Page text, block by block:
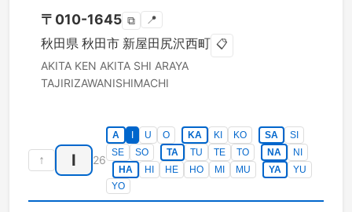
〒 010-1645 ⧉ 📍
秋田県 秋田市 新屋田尻沢西町 📋
AKITA KEN AKITA SHI ARAYA
TAJIRIZAWANISHIMACHI
↑ I 26
A U O KA KI KO SA
SI
SE
SO TA TU TE TO NA
NI
HA
HI HE HO MI MU YA
YU
YO